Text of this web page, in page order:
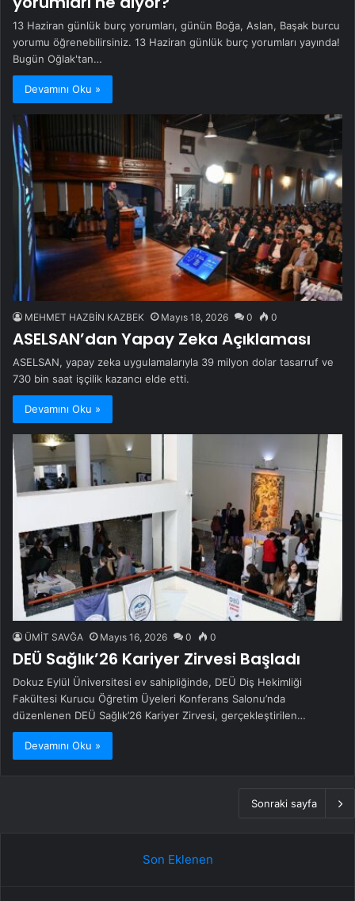
13 Haziran günlük burç yorumları, günün Boğa, Aslan, Başak burcu
yorumu öğrenebilirsiniz. 13 Haziran günlük burç yorumları yayında!
Bugün Oğlak'tan…
Devamını Oku »
MEHMET HAZBİN KAZBEK Mayıs 18, 2026 0 0
ASELSAN’dan Yapay Zeka Açıklaması
ASELSAN, yapay zeka uygulamalarıyla 39 milyon dolar tasarruf ve
730 bin saat işçilik kazancı elde etti.
Devamını Oku »
ÜMİT SAVĞA Mayıs 16, 2026 0 0
DEÜ Sağlık’26 Kariyer Zirvesi Başladı
Dokuz Eylül Üniversitesi ev sahipliğinde, DEÜ Diş Hekimliği
Fakültesi Kurucu Öğretim Üyeleri Konferans Salonu’nda
düzenlenen DEÜ Sağlık’26 Kariyer Zirvesi, gerçekleştirilen…
Devamını Oku »
Sonraki sayfa
Son Eklenen